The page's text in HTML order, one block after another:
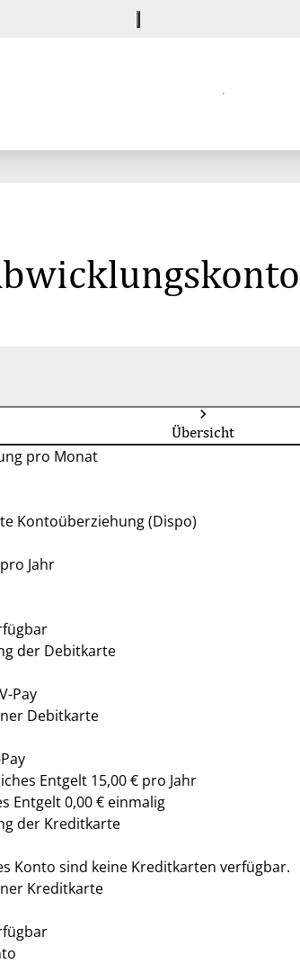
Übersicht
pro Monat
Kontoüberziehung (Dispo)
Jahr
der Debitkarte
Pay
Debitkarte
Entgelt 15,00 € pro Jahr
Entgelt 0,00 € einmalig
der Kreditkarte
Konto sind keine Kreditkarten verfügbar.
Kreditkarte